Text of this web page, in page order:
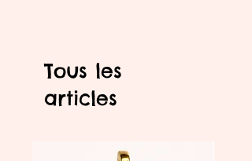
Tous les
articles